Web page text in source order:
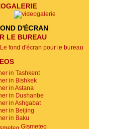
D'ÉCRAN
LE BUREAU
in Tashkent
in Bishkek
in Astana
in Dushanbe
in Ashgabat
in Beijing
in Baku
Gismeteo